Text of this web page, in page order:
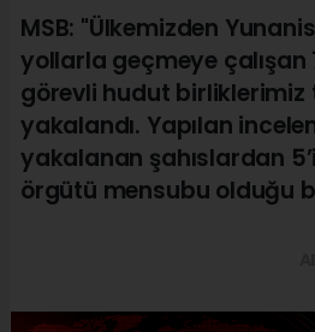
MSB: "Ülkemizden
yollarla geçmeye çalışan
görevli hudut birliklerimiz
yakalandı. Yapılan
yakalanan şahıslardan
örgütü mensubu olduğu